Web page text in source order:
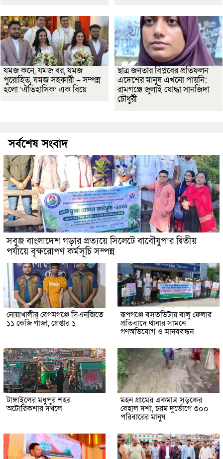
যমজ কনে, যমজ বর, যমজ
পুরোহিত, যমজ সহকারী – সম্পন্ন
হলো ‘ঐতিহাসিক’ এক বিয়ে
ছাত্র জনতার বিপ্লবের প্রতিফলন
এদেশের মানুষ এখনো পায়নি:
রামগঞ্জে জুলাই যোদ্ধা সানজিদা
চৌধুরী
সর্বশেষ সংবাদ
সবুজ বাংলাদেশ গড়ার প্রত্যয়ে সিলেটে বাবৌযুপ’র দ্বিতীয়
পর্যায়ে বৃক্ষরোপণ কর্মসূচি সম্পন্ন
নোয়াখালীর বেগমগঞ্জে সিএনজিতে
১১ কেজি গাঁজা, গ্রেপ্তার ১
রূপগঞ্জে বসতভিটায় বালু ফেলার
প্রতিবাদে থানার সামনে
গণঅভিযোগ ও মানববন্ধন
টাঙ্গাইলের মধুপুর শহর
অটোরিকশার দখলে
মহন গ্রামের একমাত্র সড়কের
বেহাল দশা, চরম দুর্ভোগে ৩০০
পরিবারের মানুষ